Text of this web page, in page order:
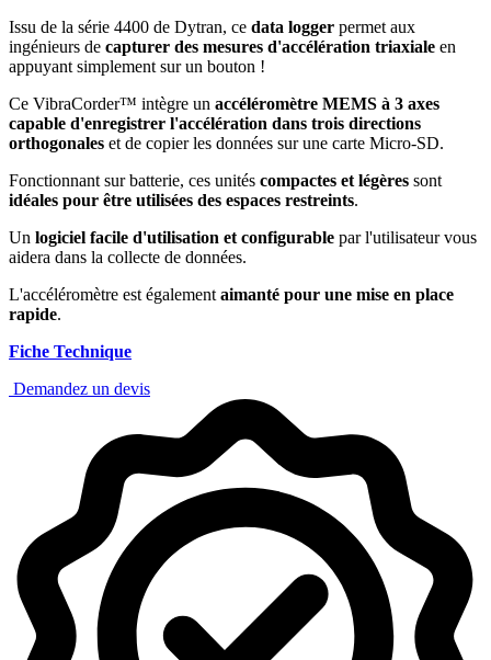
Issu de la série 4400 de Dytran, ce data logger permet aux
ingénieurs de capturer des mesures d'accélération triaxiale en
appuyant simplement sur un bouton !
Ce VibraCorder™ intègre un accéléromètre MEMS à 3 axes
capable d'enregistrer l'accélération dans trois directions
orthogonales et de copier les données sur une carte Micro-SD.
Fonctionnant sur batterie, ces unités compactes et légères sont
idéales pour être utilisées des espaces restreints.
Un logiciel facile d'utilisation et configurable par l'utilisateur vous
aidera dans la collecte de données.
L'accéléromètre est également aimanté pour une mise en place
rapide.
Fiche Technique
Demandez un devis